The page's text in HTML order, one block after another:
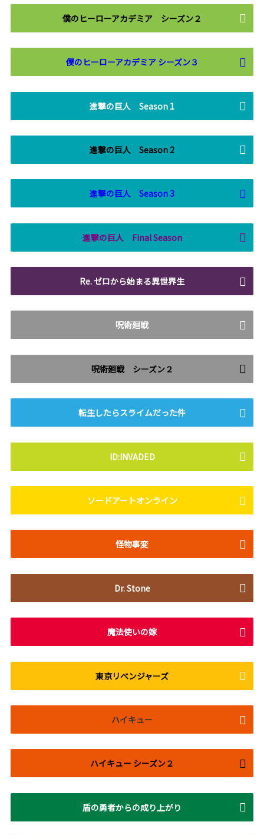
僕のヒーローアカデミア シーズン２
僕のヒーローアカデミア シーズン３
進撃の巨人 Season 1
進撃の巨人 Season 2
進撃の巨人 Season 3
進撃の巨人 Final Season
Re. ゼロから始まる異世界生
呪術廻戦
呪術廻戦 シーズン２
転生したらスライムだった件
ID:INVADED
ソードアートオンライン
怪物事変
Dr. Stone
魔法使いの嫁
東京リベンジャーズ
ハイキュー
ハイキュー シーズン２
盾の勇者からの成り上がり